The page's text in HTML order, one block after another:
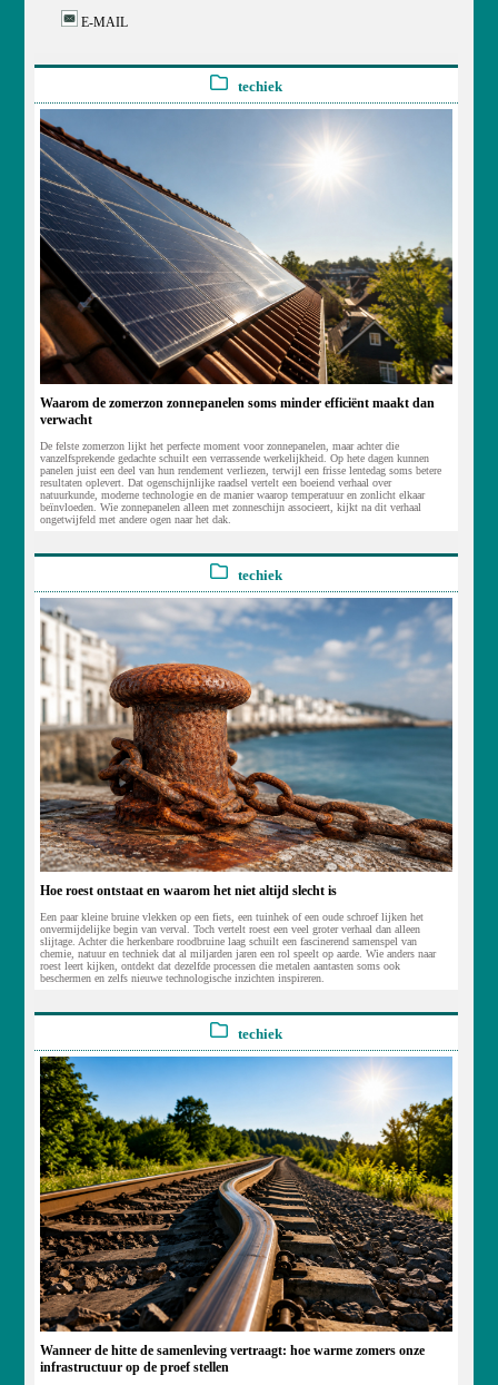
E-MAIL
techiek
Waarom de zomerzon zonnepanelen soms minder efficiënt maakt dan
verwacht
De felste zomerzon lijkt het perfecte moment voor zonnepanelen, maar achter die
vanzelfsprekende gedachte schuilt een verrassende werkelijkheid. Op hete dagen kunnen
panelen juist een deel van hun rendement verliezen, terwijl een frisse lentedag soms betere
resultaten oplevert. Dat ogenschijnlijke raadsel vertelt een boeiend verhaal over
natuurkunde, moderne technologie en de manier waarop temperatuur en zonlicht elkaar
beïnvloeden. Wie zonnepanelen alleen met zonneschijn associeert, kijkt na dit verhaal
ongetwijfeld met andere ogen naar het dak.
techiek
Hoe roest ontstaat en waarom het niet altijd slecht is
Een paar kleine bruine vlekken op een fiets, een tuinhek of een oude schroef lijken het
onvermijdelijke begin van verval. Toch vertelt roest een veel groter verhaal dan alleen
slijtage. Achter die herkenbare roodbruine laag schuilt een fascinerend samenspel van
chemie, natuur en techniek dat al miljarden jaren een rol speelt op aarde. Wie anders naar
roest leert kijken, ontdekt dat dezelfde processen die metalen aantasten soms ook
beschermen en zelfs nieuwe technologische inzichten inspireren.
techiek
Wanneer de hitte de samenleving vertraagt: hoe warme zomers onze
infrastructuur op de proef stellen